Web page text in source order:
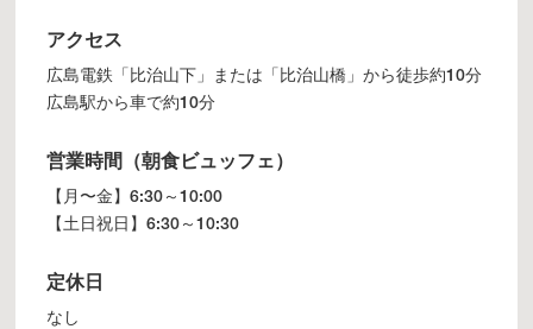
アクセス
広島電鉄「比治山下」または「比治山橋」から徒歩約10分
広島駅から車で約10分
営業時間（朝食ビュッフェ）
【月〜金】6:30～10:00
【土日祝日】6:30～10:30
定休日
なし